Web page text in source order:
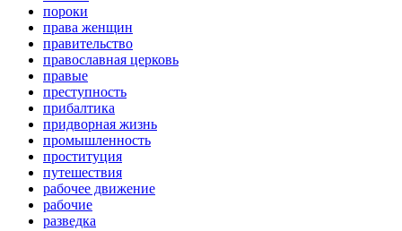
пороки
права женщин
правительство
православная церковь
правые
преступность
прибалтика
придворная жизнь
промышленность
проституция
путешествия
рабочее движение
рабочие
разведка